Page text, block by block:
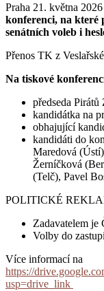
Praha 21. května
konferenci, na které
senátních voleb i
Přenos TK z
Na tiskové
předseda
kandidátka na
obhajující
kandidáti do
Maredová
Žerníčková
(Telč), Pavel
POLITICKÉ
Zadavatelem je
Volby do
Více informací na
https://
usp=drive_link